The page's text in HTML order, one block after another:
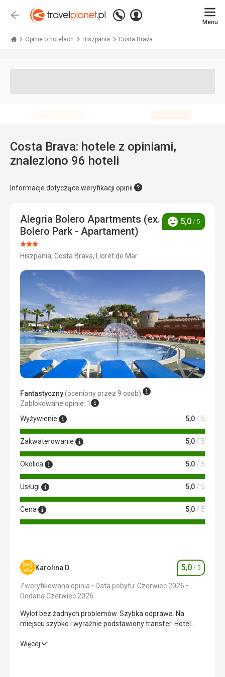
Wstecz
Zadzwoń
+48 71 771 76 55
Zaloguj
Menu
Opinie o hotelach Hiszpania Costa Brava
Costa Brava: hotele z opiniami,
znaleziono 96 hoteli
Informacje dotyczące weryfikacji opinii
Alegria Bolero Apartments (ex.
Bolero Park - Apartament)
Ocena:
3/5
Hiszpania, Costa Brava, Lloret de Mar
Ocena
5,0 / 5
Fantastyczny(oceniony przez 9 osób)
Zablokowane opinie: 1
Wyżywienie
5,0 / 5
Zakwaterowanie 5,0 / 5
Okolica 5,0 / 5
Usługi 5,0 / 5
Cena 5,0 / 5
Karolina D. Ocena
5,0 / 5
Zweryfikowana opinia
Data pobytu: Czerwiec 2026
Dodana Czerwiec 2026
Wylot bez żadnych problemów. Szybka odprawa. Na
miejscu szybko i wyraźnie podstawiony transfer. Hotel
pozytywnie zaskoczył. Super kontakt z recepcją, pokoje
Wylot bez żadnych problemów. Szybka odprawa. Na
Więcej